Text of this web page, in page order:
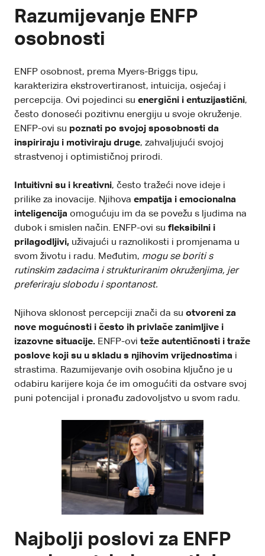
Razumijevanje ENFP
osobnosti
ENFP osobnost, prema Myers-Briggs tipu,
karakterizira ekstrovertiranost, intuicija, osjećaj i
percepcija. Ovi pojedinci su energični i entuzijastični,
često donoseći pozitivnu energiju u svoje okruženje.
ENFP-ovi su poznati po svojoj sposobnosti da
inspiriraju i motiviraju druge, zahvaljujući svojoj
strastvenoj i optimističnoj prirodi.
Intuitivni su i kreativni, često tražeći nove ideje i
prilike za inovacije. Njihova empatija i emocionalna
inteligencija omogućuju im da se povežu s ljudima na
dubok i smislen način. ENFP-ovi su fleksibilni i
prilagodljivi, uživajući u raznolikosti i promjenama u
svom životu i radu. Međutim, mogu se boriti s
rutinskim zadacima i strukturiranim okruženjima, jer
preferiraju slobodu i spontanost.
Njihova sklonost percepciji znači da su otvoreni za
nove mogućnosti i često ih privlače zanimljive i
izazovne situacije. ENFP-ovi teže autentičnosti i traže
poslove koji su u skladu s njihovim vrijednostima i
strastima. Razumijevanje ovih osobina ključno je u
odabiru karijere koja će im omogućiti da ostvare svoj
puni potencijal i pronađu zadovoljstvo u svom radu.
Najbolji poslovi za ENFP